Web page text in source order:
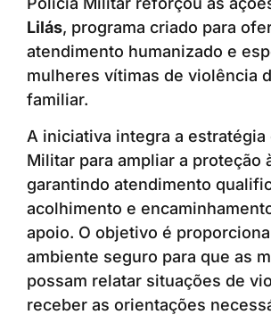
Lilás, programa criado para
atendimento humanizado e
mulheres vítimas de violência
familiar.
A iniciativa integra a estratégia
Militar para ampliar a proteção
garantindo atendimento
acolhimento e
apoio. O objetivo é
ambiente seguro para que as
possam relatar situações de
receber as orientações